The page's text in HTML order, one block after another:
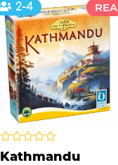
2-4 REA
Kathmandu